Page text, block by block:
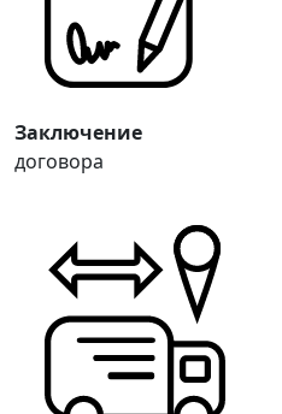
Заключение
договора